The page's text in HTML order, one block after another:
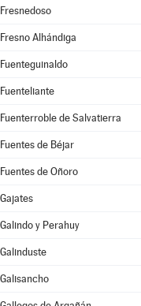
Fresnedoso
Fresno Alhándiga
Fuenteguinaldo
Fuenteliante
Fuenterroble de Salvatierra
Fuentes de Béjar
Fuentes de Oñoro
Gajates
Galindo y Perahuy
Galinduste
Galisancho